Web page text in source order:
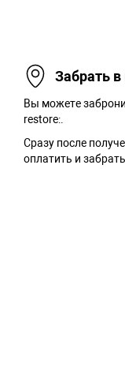
Забрать
Вы можете
restore:.
Сразу после
оплатить и